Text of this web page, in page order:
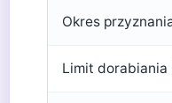
Okres
Limit dorabiania